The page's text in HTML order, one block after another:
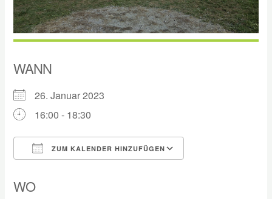
WANN
26. Januar 2023
16:00 - 18:30
ZUM KALENDER HINZUFÜGEN
WO